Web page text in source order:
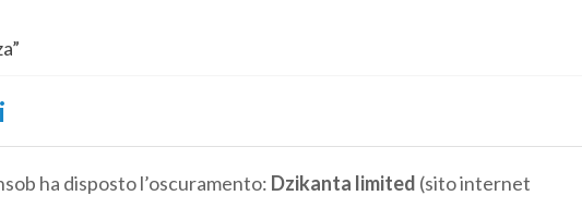
ha disposto l’oscuramento: Dzikanta limited (sito internet